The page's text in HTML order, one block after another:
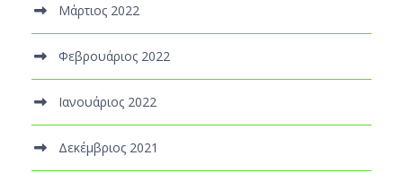
Μάρτιος 2022
Φεβρουάριος 2022
Ιανουάριος 2022
Δεκέμβριος 2021